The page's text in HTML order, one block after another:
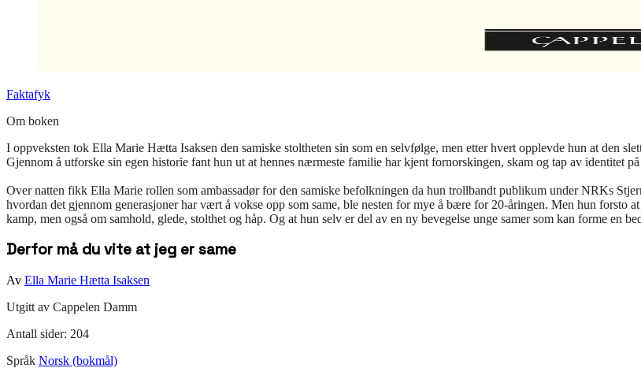
Faktafyk
Om boken
I oppveksten tok Ella Marie Hætta Isaksen den samiske stoltheten sin som en selvfølge, men etter hvert opplevde hun at den
Gjennom å utforske sin egen historie fant hun ut at hennes nærmeste familie har kjent fornorskingen, skam og tap av identitet
Over natten fikk Ella Marie rollen som ambassadør for den samiske befolkningen da hun trollbandt publikum under NRKs
hvordan det gjennom generasjoner har vært å vokse opp som same, ble nesten for mye å bære for 20-åringen. Men hun forsto
kamp, men også om samhold, glede, stolthet og håp. Og at hun selv er del av en ny bevegelse unge samer som kan forme en
Derfor må du vite at jeg er same
Av Ella Marie Hætta Isaksen
Utgitt av Cappelen Damm
Antall sider: 204
Språk Norsk (bokmål)